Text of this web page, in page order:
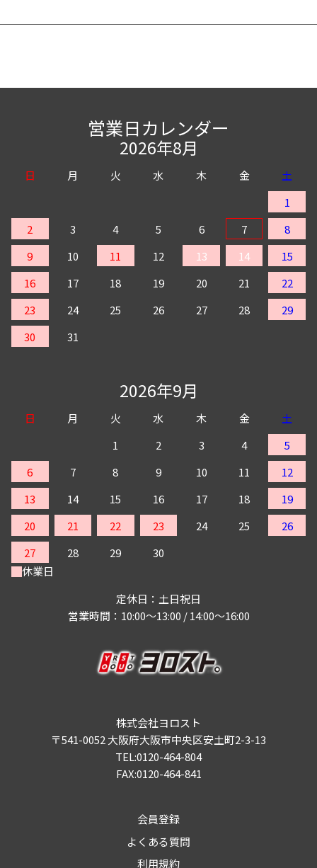
営業日カレンダー
2026年8月
日 月 火 水 木 金
土
1
2
3 4 5 6 7
8
9
10 11 12 13 14
15
16
17 18 19 20 21
22
23
24 25 26 27 28
29
30
31
2026年9月
日 月 火 水 木 金
土
1
2 3 4
5
6
7 8 9 10 11
12
13
14 15 16 17 18
19
20
21 22 23 24 25
26
27
28 29
30
休業日
定休日：土日祝日
営業時間：10:00～13:00 / 14:00～16:00
株式会社ヨロスト
〒541-0052 大阪府大阪市中央区安土町2-3-13
TEL:0120-464-804
FAX:0120-464-841
会員登録
よくある質問
利用規約